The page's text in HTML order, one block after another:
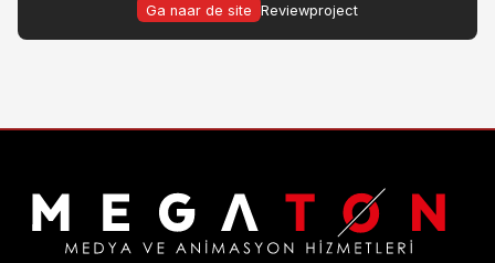
Ga naar de site Reviewproject